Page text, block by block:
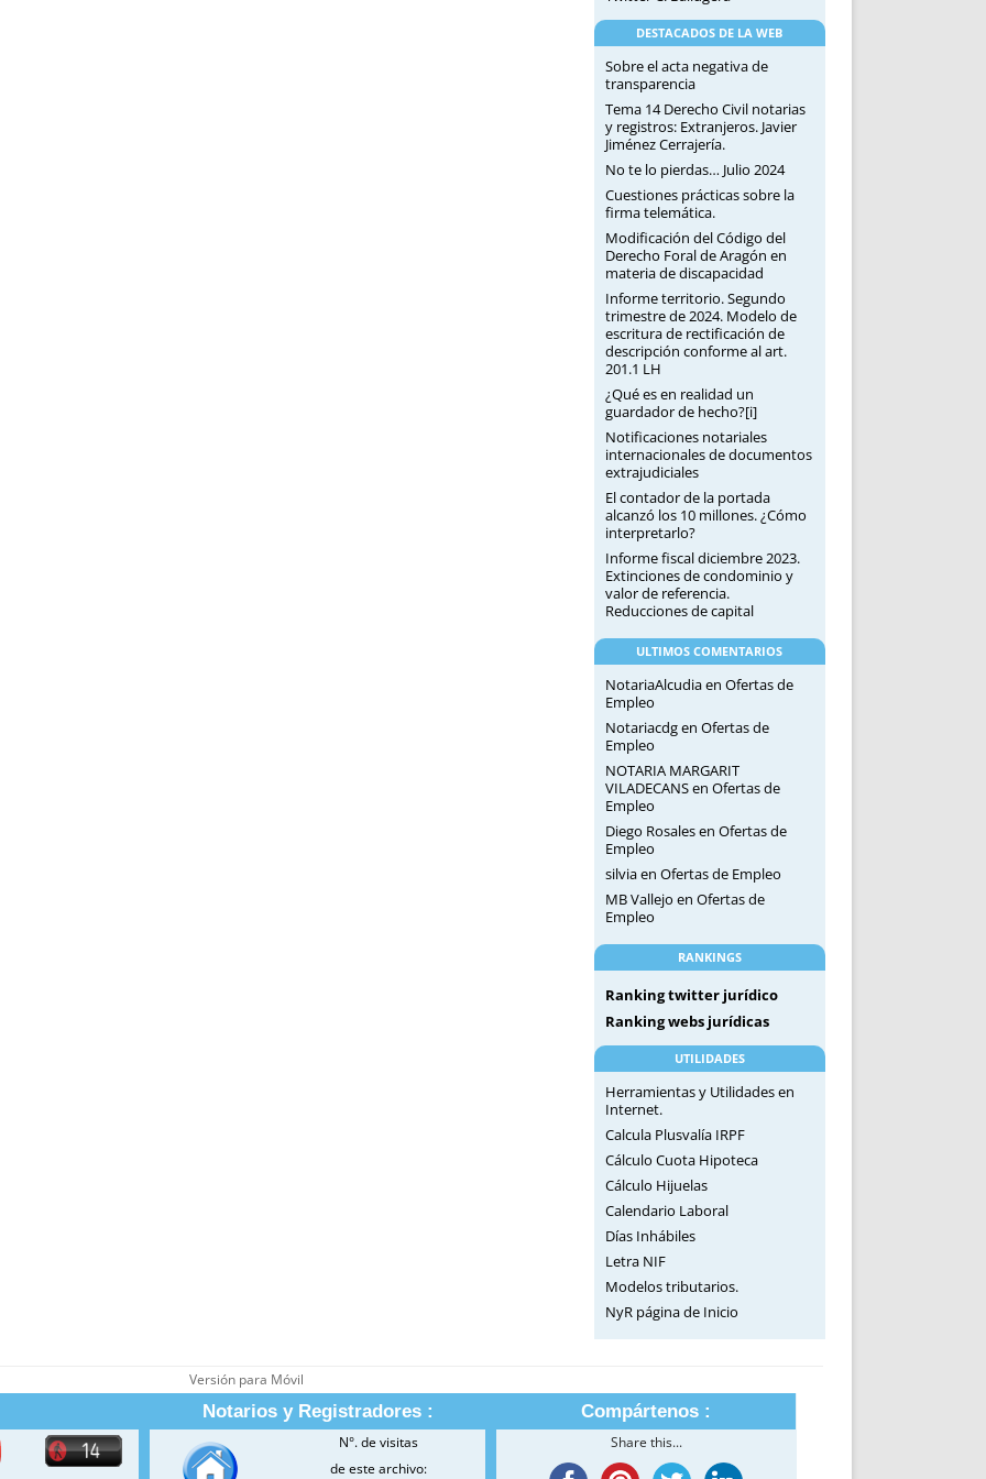
DESTACADOS DE LA WEB
Sobre el acta negativa de
transparencia
Tema 14 Derecho Civil notarias
y registros: Extranjeros. Javier
Jiménez Cerrajería.
No te lo pierdas… Julio 2024
Cuestiones prácticas sobre la
firma telemática.
Modificación del Código del
Derecho Foral de Aragón en
materia de discapacidad
Informe territorio. Segundo
trimestre de 2024. Modelo de
escritura de rectificación de
descripción conforme al art.
201.1 LH
¿Qué es en realidad un
guardador de hecho?[i]
Notificaciones notariales
internacionales de documentos
extrajudiciales
El contador de la portada
alcanzó los 10 millones. ¿Cómo
interpretarlo?
Informe fiscal diciembre 2023.
Extinciones de condominio y
valor de referencia.
Reducciones de capital
ULTIMOS COMENTARIOS
NotariaAlcudiaen Ofertas de
Empleo
Notariacdgen Ofertas de
Empleo
NOTARIA MARGARIT
VILADECANSen Ofertas de
Empleo
Diego Rosalesen Ofertas de
Empleo
silviaen Ofertas de Empleo
MB Vallejo en Ofertas de
Empleo
RANKINGS
Ranking twitter jurídico
Ranking webs jurídicas
UTILIDADES
Herramientas y Utilidades en
Internet.
Calcula Plusvalía IRPF
Cálculo Cuota Hipoteca
Cálculo Hijuelas
Calendario Laboral
Días Inhábiles
Letra NIF
Modelos tributarios.
NyR página de Inicio
Versión para Móvil
Notarios y Registradores :
N°. de visitas
de este archivo:
Compártenos :
Share this...